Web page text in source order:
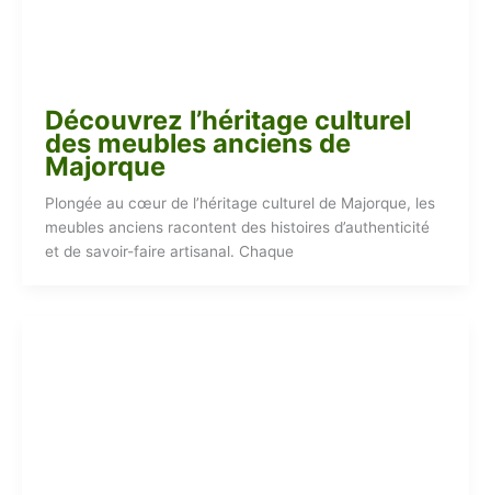
Découvrez l’héritage culturel
des meubles anciens de
Majorque
Plongée au cœur de l’héritage culturel de Majorque, les
meubles anciens racontent des histoires d’authenticité
et de savoir-faire artisanal. Chaque